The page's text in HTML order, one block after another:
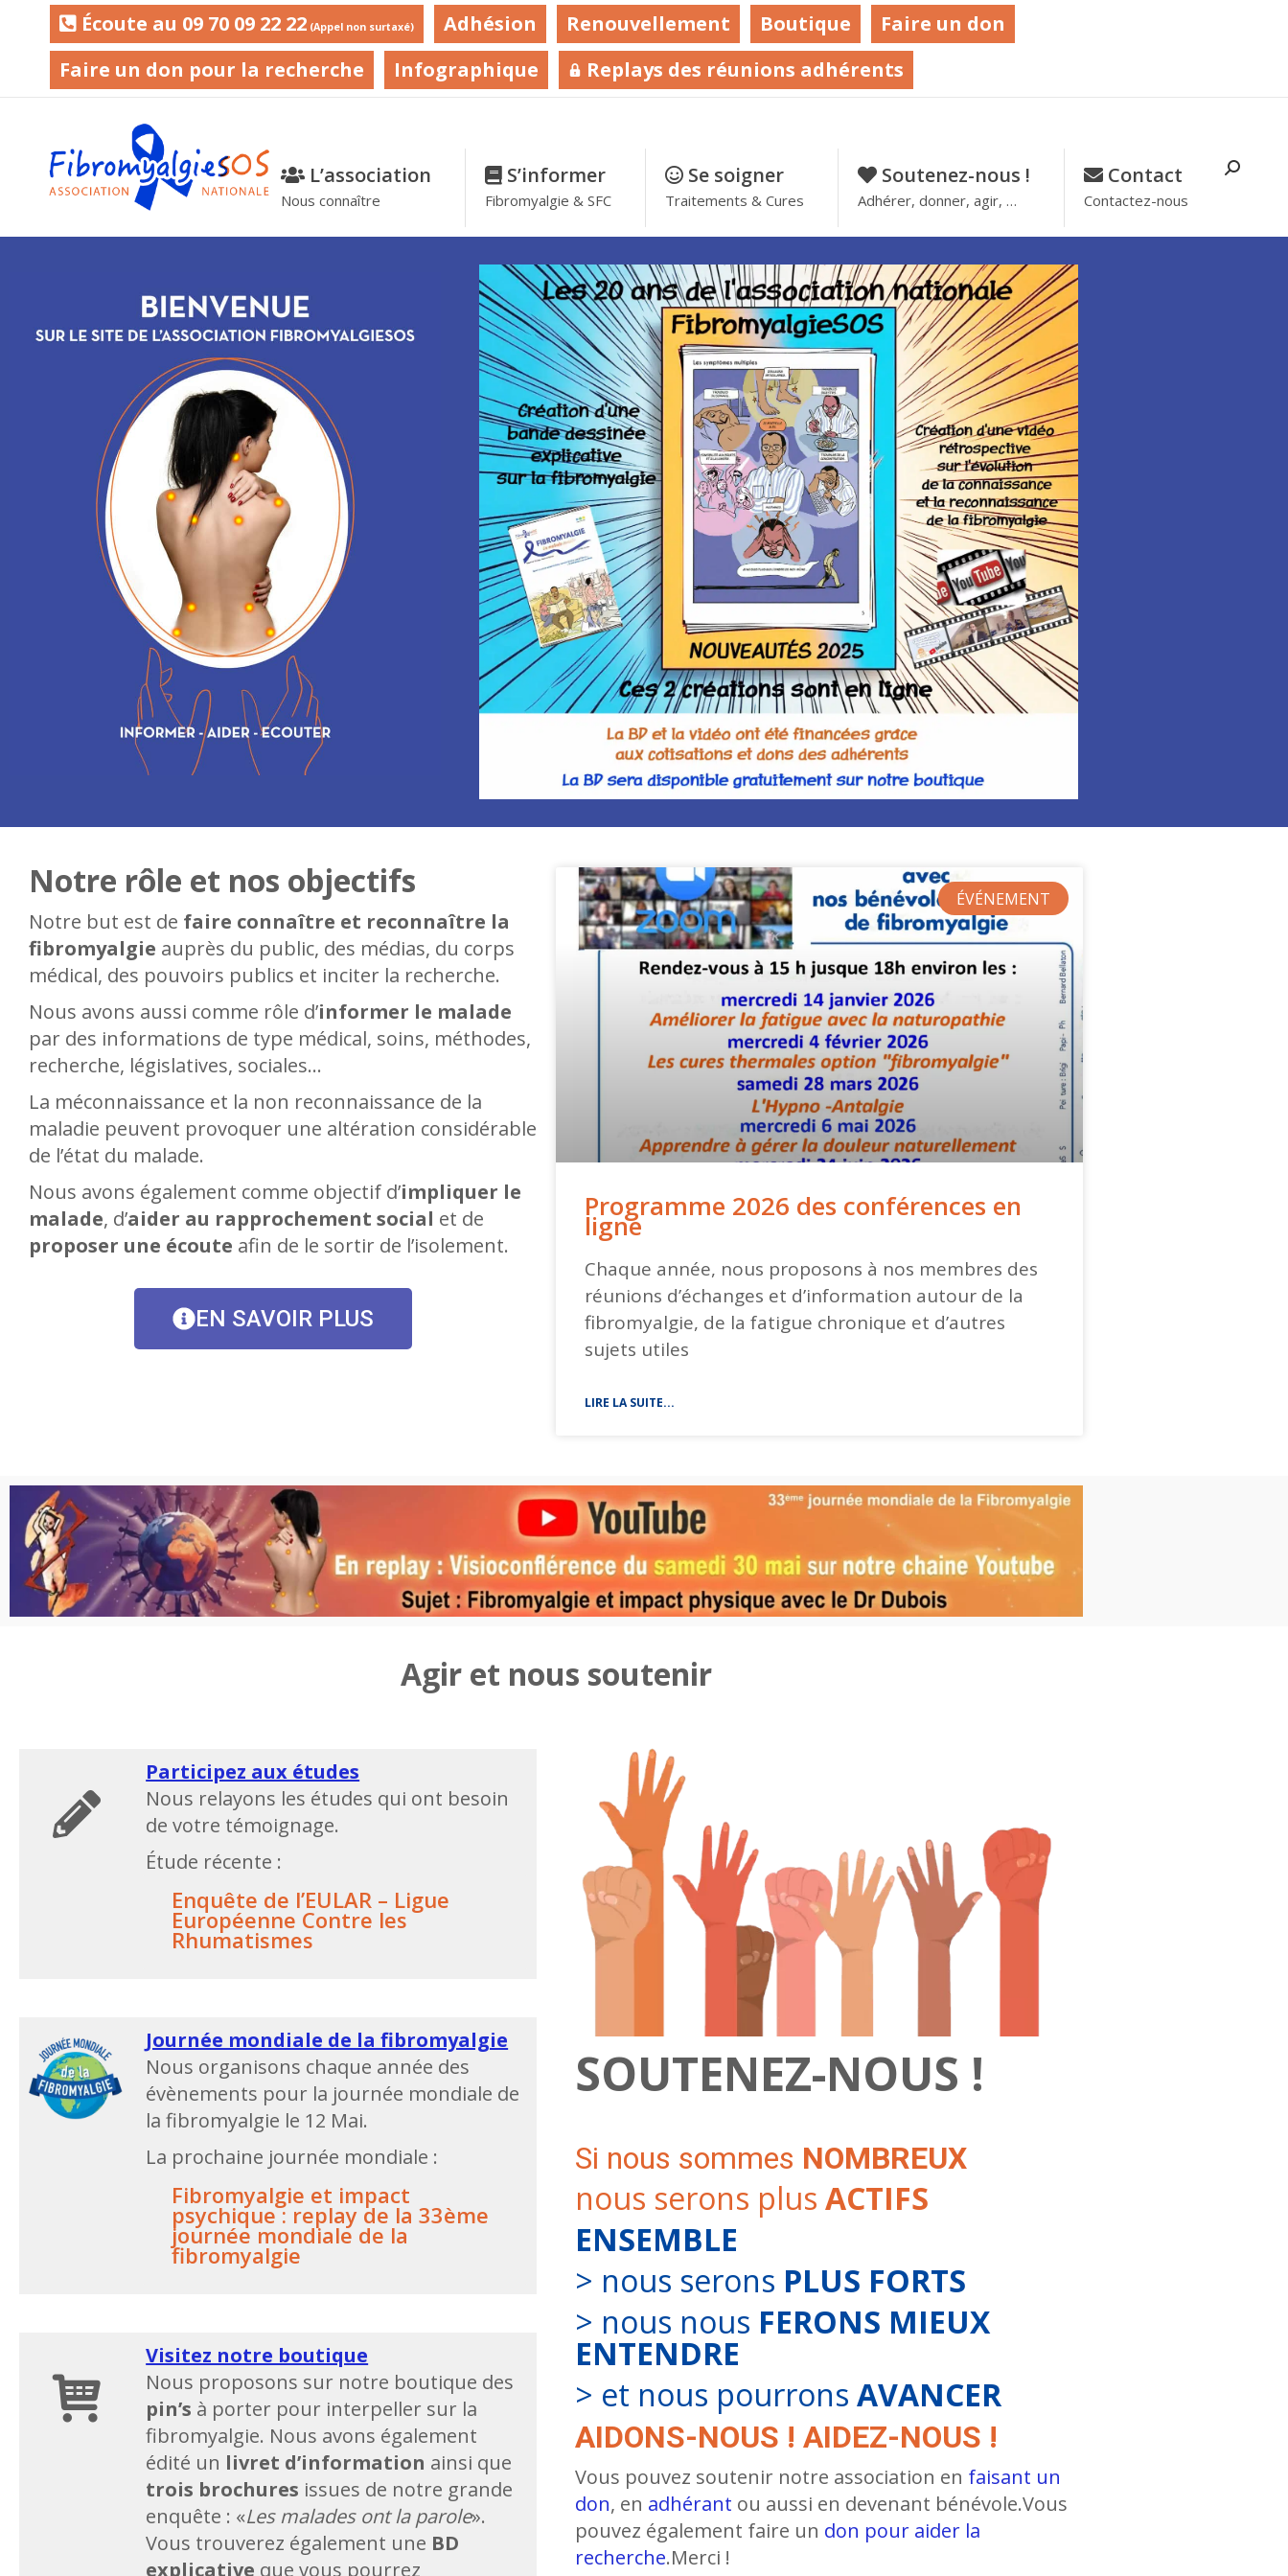
Écoute au 09 70 09 22 22 (Appel non surtaxé) Adhésion Renouvellement Boutique
Faire un don
Faire un don pour la recherche
Infographique Replays des réunions adhérents
L’association
Nous connaître
S’informer–
Fibromyalgie & SFC
Se soigner–
Traitements & Cures
Soutenez-nous !
Adhérer, donner, agir, …
Contact
Contactez-nous
Notre rôle et nos objectifs
Notre but est de faire connaître et reconnaître la
fibromyalgie auprès du public, des médias, du corps
médical, des pouvoirs publics et inciter la recherche.
Nous avons aussi comme rôle d’informer le malade
par des informations de type médical, soins, méthodes,
recherche, législatives, sociales…
La méconnaissance et la non reconnaissance de la
maladie peuvent provoquer une altération considérable
de l’état du malade.
Nous avons également comme objectif d’impliquer le
malade, d’aider au rapprochement social et de
proposer une écoute afin de le sortir de l’isolement.
EN SAVOIR PLUS
ÉVÉNEMENT
Programme 2026 des conférences en
ligne
Chaque année, nous proposons à nos membres des
réunions d’échanges et d’information autour de la
fibromyalgie, de la fatigue chronique et d’autres
sujets utiles
LIRE LA SUITE...
Agir et nous soutenir
Participez aux études
Nous relayons les études qui ont besoin
de votre témoignage.
Étude récente :
Enquête de l’EULAR – Ligue
Européenne Contre les
Rhumatismes
Journée mondiale de la fibromyalgie
Nous organisons chaque année des
évènements pour la journée mondiale de
la fibromyalgie le 12 Mai.
La prochaine journée mondiale :
Fibromyalgie et impact
psychique : replay de la 33ème
journée mondiale de la
fibromyalgie
Visitez notre boutique
Nous proposons sur notre boutique des
pin’s à porter pour interpeller sur la
fibromyalgie. Nous avons également
édité un livret d’information ainsi que
trois brochures issues de notre grande
enquête : «Les malades ont la parole».
Vous trouverez également une BD
explicative que vous pourrez
SOUTENEZ-NOUS !
Si nous sommes NOMBREUX
nous serons plus ACTIFS
ENSEMBLE
> nous serons PLUS FORTS
> nous nous FERONS MIEUX
ENTENDRE
> et nous pourrons AVANCER
AIDONS-NOUS ! AIDEZ-NOUS !
Vous pouvez soutenir notre association en faisant un
don, en adhérant ou aussi en devenant bénévole.Vous
pouvez également faire un don pour aider la
recherche.Merci !